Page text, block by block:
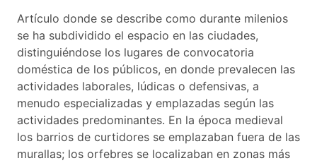
Artículo donde se describe como durante milenios
se ha subdividido el espacio en las ciudades,
distinguiéndose los lugares de convocatoria
doméstica de los públicos, en donde prevalecen las
actividades laborales, lúdicas o defensivas, a
menudo especializadas y emplazadas según las
actividades predominantes. En la época medieval
los barrios de curtidores se emplazaban fuera de las
murallas; los orfebres se localizaban en zonas más